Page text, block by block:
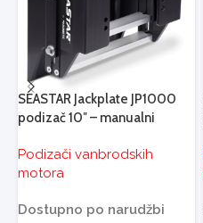
SEASTAR Jackplate JP1000
podizač 10″ – manualni
Podizači vanbrodskih
motora
Dostupno po narudžbi